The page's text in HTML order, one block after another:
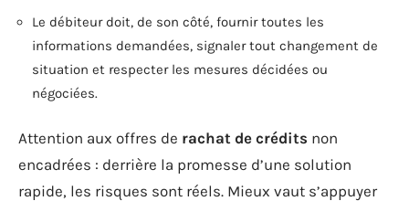
Le débiteur doit, de son côté, fournir toutes les
informations demandées, signaler tout changement de
situation et respecter les mesures décidées ou
négociées.
Attention aux offres de rachat de crédits non
encadrées : derrière la promesse d’une solution
rapide, les risques sont réels. Mieux vaut s’appuyer